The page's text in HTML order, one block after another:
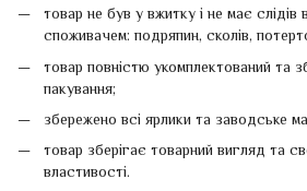
товар не був у вжитку і не має слідів
споживачем: подряпин, сколів,
товар повністю укомплектований та
пакування;
збережено всі ярлики та заводське
товар зберігає товарний вигляд та
властивості.